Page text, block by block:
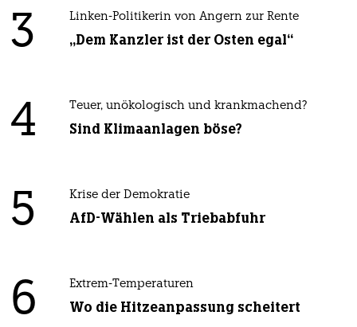
3 Linken-Politikerin von Angern zur Rente
„Dem Kanzler ist der Osten egal“
4 Teuer, unökologisch und krankmachend?
Sind Klimaanlagen böse?
5 Krise der Demokratie
AfD-Wählen als Triebabfuhr
6 Extrem-Temperaturen
Wo die Hitzeanpassung scheitert